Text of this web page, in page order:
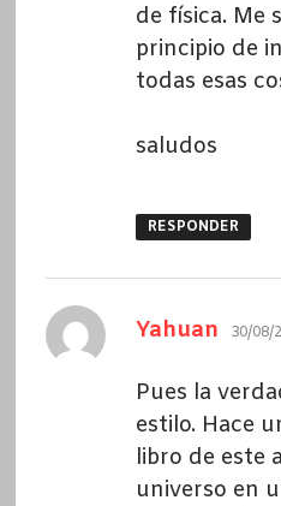
de física. Me
principio de
todas esas
saludos
RESPONDER
Yahuan dice:
30/08/
Pues la
estilo. Hace
libro de este
universo en